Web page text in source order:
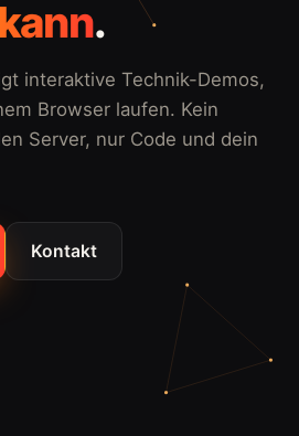
.
interaktive Technik-Demos,
Browser laufen. Kein
Server, nur Code und dein
Kontakt